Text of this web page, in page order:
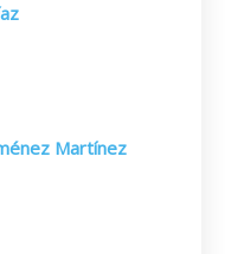
Martínez